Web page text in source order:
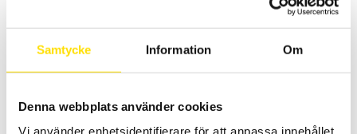
Samtycke Information Om
Denna webbplats använder cookies
Vi använder enhetsidentifierare för att anpassa innehållet
SICAB Provbur för elsäkerhetstest, ETL 36-serien
Skyddsbur SICAB för säker provning. Anpassade för 36-serien